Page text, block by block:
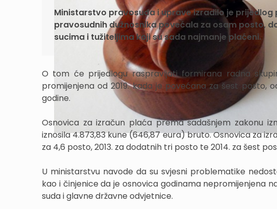
Ministarstvo pravosuđa i uprave izradilo je
pravosudnih dužnosnika povećala za osam posto,
sucima i tužiteljima koji su sada najmanje plaćeni.
O tom će prijedlogu raspravljati formirana radna
promijenjena od 2019. kada je povećana za šest posto,
godine.
Osnovica za izračun plaća prema sadašnjem zakonu
iznosila 4.873,83 kune (646,87 eura) bruto. Osnovica za
za 4,6 posto, 2013. za dodatnih tri posto te 2014. za šest
U ministarstvu navode da su svjesni problematike
kao i činjenice da je osnovica godinama nepromijenjena
suda i glavne državne odvjetnice.